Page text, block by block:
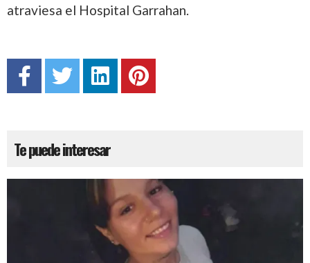
atraviesa el Hospital Garrahan.
Te puede interesar